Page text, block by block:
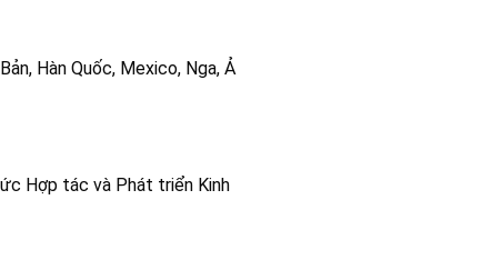
Hàn Quốc, Mexico, Nga, Ả
Hợp tác và Phát triển Kinh